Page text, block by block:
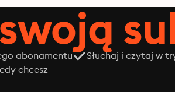
abonamentu Słuchaj i czytaj w
chcesz